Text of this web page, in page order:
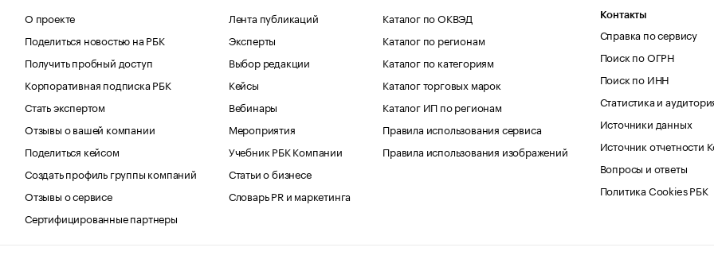
О проекте
Поделиться новостью на РБК
Получить пробный доступ
Корпоративная подписка РБК
Стать экспертом
Отзывы о вашей компании
Поделиться кейсом
Создать профиль группы компаний
Отзывы о сервисе
Сертифицированные партнеры
Лента публикаций
Эксперты
Выбор редакции
Кейсы
Вебинары
Мероприятия
Учебник РБК Компании
Статьи о бизнесе
Словарь PR и маркетинга
Каталог по ОКВЭД
Каталог по регионам
Каталог по категориям
Каталог торговых марок
Каталог ИП по регионам
Правила использования сервиса
Правила использования изображений
Контакты
Справка по сервису
Поиск по ОГРН
Поиск по ИНН
Статистика и
Источники данных
Источник отчетности
Вопросы и ответы
Политика Cookies РБК